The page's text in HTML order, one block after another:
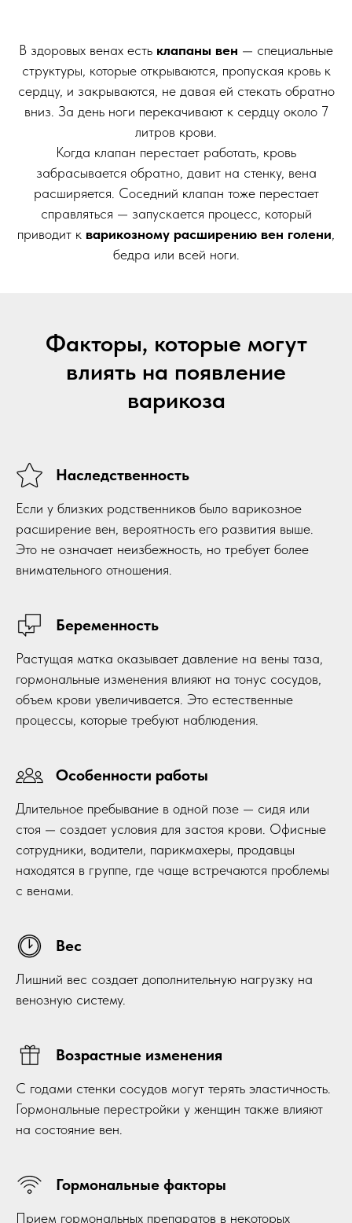
В здоровых венах есть клапаны вен — специальные
структуры, которые открываются, пропуская кровь к
сердцу, и закрываются, не давая ей стекать обратно
вниз. За день ноги перекачивают к сердцу около 7
литров крови.
Когда клапан перестает работать, кровь
забрасывается обратно, давит на стенку, вена
расширяется. Соседний клапан тоже перестает
справляться — запускается процесс, который
приводит к варикозному расширению вен голени,
бедра или всей ноги.
Факторы, которые могут
влиять на появление
варикоза
Наследственность
Если у близких родственников было варикозное
расширение вен, вероятность его развития выше.
Это не означает неизбежность, но требует более
внимательного отношения.
Беременность
Растущая матка оказывает давление на вены таза,
гормональные изменения влияют на тонус сосудов,
объем крови увеличивается. Это естественные
процессы, которые требуют наблюдения.
Особенности работы
Длительное пребывание в одной позе — сидя или
стоя — создает условия для застоя крови. Офисные
сотрудники, водители, парикмахеры, продавцы
находятся в группе, где чаще встречаются проблемы
с венами.
Вес
Лишний вес создает дополнительную нагрузку на
венозную систему.
Возрастные изменения
С годами стенки сосудов могут терять эластичность.
Гормональные перестройки у женщин также влияют
на состояние вен.
Гормональные факторы
Прием гормональных препаратов в некоторых